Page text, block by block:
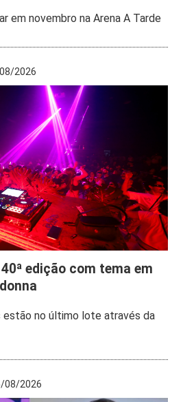
em novembro na Arena A Tarde
2026
edição com tema em
estão no último lote através da
08/2026